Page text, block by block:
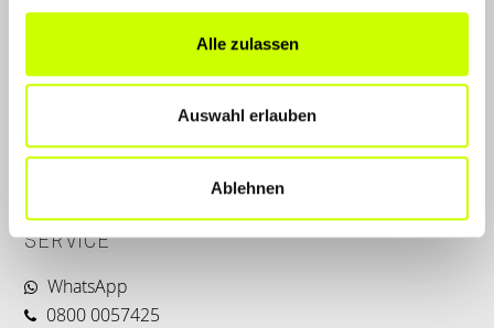
Alle zulassen
Auswahl erlauben
Ablehnen
LET'S CONNECT
SERVICE
WhatsApp
0800 0057425